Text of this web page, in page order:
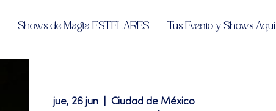
Shows de Magia ESTELARES Tus Evento y Shows Aquí
jue, 26 jun Ciudad de México